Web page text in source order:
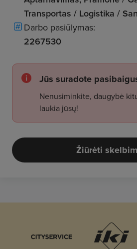
Transportas / Logistika /
Darbo pasiūlymas:
2267530
Jūs suradote
Nenusiminkite, daugybė
laukia jūsų!
Žiūrėti